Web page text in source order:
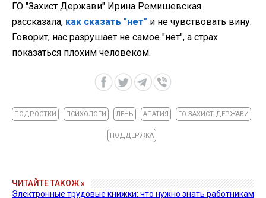
ГО "Захист Держави" Ирина Ремишевская
рассказала, как сказать "нет" и не чувствовать вину.
Говорит, нас разрушает не самое "нет", а страх
показаться плохим человеком.
ПОДРОСТКИ ПСИХОЛОГИ ЛЕНЬ АПАТИЯ ГО ЗАХИСТ ДЕРЖАВИ
ПОДДЕРЖКА
ЧИТАЙТЕ ТАКОЖ »
Электронные трудовые книжки: что нужно знать работникам